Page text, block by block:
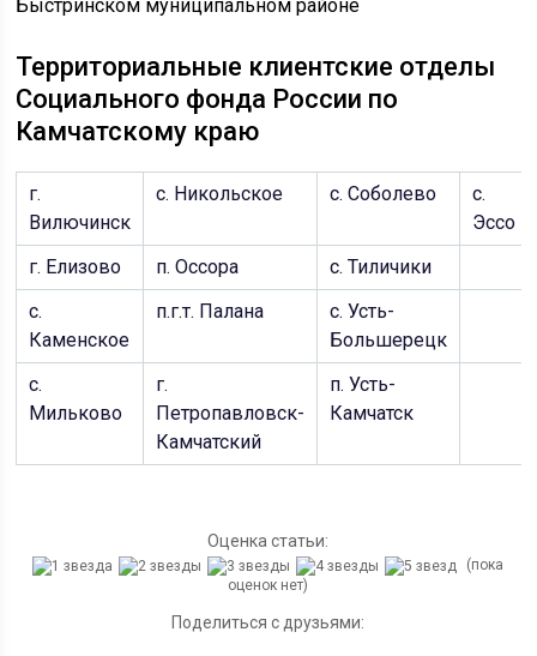
Территориальные клиентские отделы
Социального фонда России по
Камчатскому краю
г.
Вилючинск
с. Никольское с. Соболево
с.
Эссо
г. Елизово
п. Оссора
с. Тиличики
с.
Каменское
п.г.т. Палана
с. Усть-
Большерецк
с.
Мильково
г.
Петропавловск-
Камчатский
п. Усть-
Камчатск
Оценка статьи:
(пока
оценок нет)
Поделиться с друзьями: